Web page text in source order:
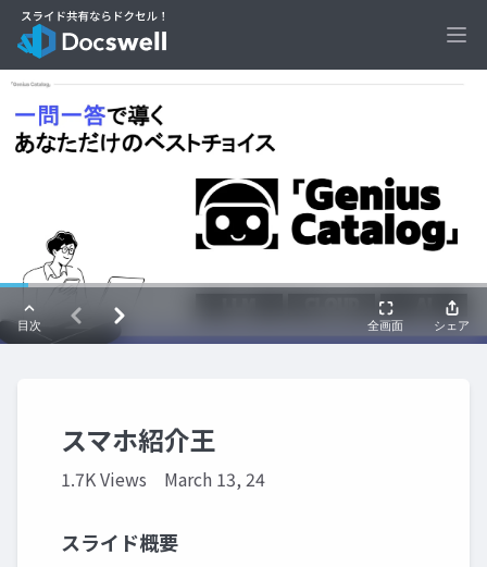
スマホ紹介王
1.7K Views March 13, 24
スライド概要